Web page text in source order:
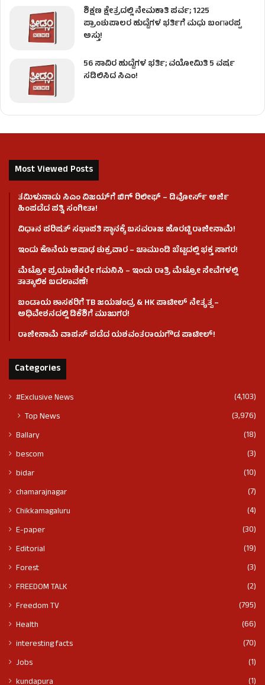
ಶಿಕ್ಷಣ ಕ್ಷೇತ್ರದಲ್ಲಿ ನೇಮಕಾತಿ ಪರ್ವ; 1225
ಪ್ರಾಂಶುಪಾಲರ ಹುದ್ದೆಗಳ ಭರ್ತಿಗೆ ಮಧು ಬಂಗಾರಪ್ಪ
ಅಸ್ತು!
56 ಸಾವಿರ ಹುದ್ದೆಗಳ ಭರ್ತಿ; ವಯೋಮಿತಿ 5 ವರ್ಷ
ಸಡಿಲಿಸಿದ ಸಿಎಂ!
Most Viewed Posts
ತಮಿಳುನಾಡು ಸಿಎಂ ವಿಜಯ್‌ಗೆ ಬಿಗ್ ರಿಲೀಫ್ – ಡಿವೋರ್ಸ್ ಅರ್ಜಿ
ಹಿಂಪಡೆದ ಪತ್ನಿ ಸಂಗೀತಾ!
ವಿಧಾನ ಪರಿಷತ್ ಸಭಾಪತಿ ಸ್ಥಾನಕ್ಕೆ ಬಸವರಾಜ ಹೊರಟ್ಟಿ ರಾಜೀನಾಮೆ!
ಇಂದು ಕೊನೆಯ ಆಷಾಢ ಶುಕ್ರವಾರ – ಚಾಮುಂಡಿ ಬೆಟ್ಟದಲ್ಲಿ ಭಕ್ತ ಸಾಗರ!
ಮೆಟ್ರೋ ಪ್ರಯಾಣಿಕರೇ ಗಮನಿಸಿ – ಇಂದು ರಾತ್ರಿ ಮೆಟ್ರೋ ಸೇವೆಗಳಲ್ಲಿ
ತಾತ್ಕಾಲಿಕ ಬದಲಾವಣೆ!
ಬಂಡಾಯ ಶಾಸಕರಿಗೆ TB ಜಯಚಂದ್ರ & HK ಪಾಟೀಲ್ ನೇತೃತ್ವ –
ಅಧಿವೇಶನದಲ್ಲಿ ಡಿಕೆಶಿಗೆ ಮುಜುಗರ!
ರಾಜೀನಾಮೆ ವಾಪಸ್ ಪಡೆದ ಯಶವಂತರಾಯಗೌಡ ಪಾಟೀಲ್‌!
Categories
#Exclusive News (4,103)
Top News (3,976)
Ballary
(18)
bescom
(3)
bidar
(10)
chamarajnagar
(7)
Chikkamagaluru
(4)
E-paper
(30)
Editorial
(19)
Forest
(3)
FREEDOM TALK
(2)
Freedom TV
(795)
Health
(66)
interesting facts
(70)
Jobs
(1)
kundapura
(1)